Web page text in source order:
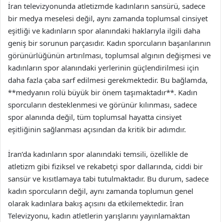
İran televizyonunda atletizmde kadınların sansürü, sadece
bir medya meselesi değil, aynı zamanda toplumsal cinsiyet
eşitliği ve kadınların spor alanındaki haklarıyla ilgili daha
geniş bir sorunun parçasıdır. Kadın sporcuların başarılarının
görünürlüğünün artırılması, toplumsal algının değişmesi ve
kadınların spor alanındaki yerlerinin güçlendirilmesi için
daha fazla çaba sarf edilmesi gerekmektedir. Bu bağlamda,
**medyanın rolü büyük bir önem taşımaktadır**. Kadın
sporcuların desteklenmesi ve görünür kılınması, sadece
spor alanında değil, tüm toplumsal hayatta cinsiyet
eşitliğinin sağlanması açısından da kritik bir adımdır.
İran’da kadınların spor alanındaki temsili, özellikle de
atletizm gibi fiziksel ve rekabetçi spor dallarında, ciddi bir
sansür ve kısıtlamaya tabi tutulmaktadır. Bu durum, sadece
kadın sporcuların değil, aynı zamanda toplumun genel
olarak kadınlara bakış açısını da etkilemektedir. İran
Televizyonu, kadın atletlerin yarışlarını yayınlamaktan